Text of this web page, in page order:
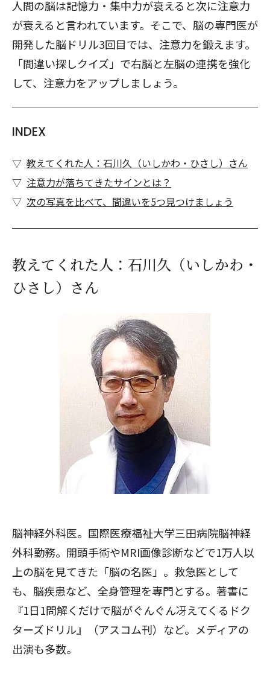
人間の脳は記憶力・集中力が衰えると次に注意力
が衰えると言われています。そこで、脳の専門医が
開発した脳ドリル3回目では、注意力を鍛えます。
「間違い探しクイズ」で右脳と左脳の連携を強化
して、注意力をアップしましょう。
INDEX
教えてくれた人：石川久（いしかわ・ひさし）さん
注意力が落ちてきたサインとは？
次の写真を比べて、間違いを5つ見つけましょう
教えてくれた人：石川久（いしかわ・
ひさし）さん
脳神経外科医。国際医療福祉大学三田病院脳神経
外科勤務。開頭手術やMRI画像診断などで1万人以
上の脳を見てきた「脳の名医」。救急医として
も、脳疾患など、全身管理を専門とする。著書に
『1日1問解くだけで脳がぐんぐん冴えてくるドク
ターズドリル』（アスコム刊）など。メディアの
出演も多数。